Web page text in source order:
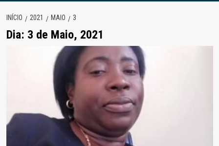
INÍCIO 2021 MAIO 3
Dia: 3 de Maio, 2021